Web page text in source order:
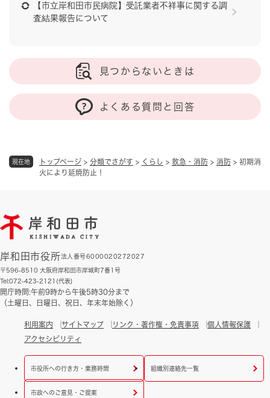
現在地 トップページ > 分類でさがす > くらし > 救急・消防 > 消防 > 初期消
火により延焼防止！
【市立岸和田市民病院】受託業者不祥事に関する調
査結果報告について
見つからないときは
よくある質問と回答
岸和田市役所法人番号6000020272027
〒596-8510 大阪府岸和田市岸城町7番1号
Tel:072-423-2121(代表)
開庁時間:午前9時から午後5時30分まで
（土曜日、日曜日、祝日、年末年始除く）
利用案内 サイトマップ リンク・著作権・免責事項
個人情報保護
アクセシビリティ
市役所への行き方・業務時間 組織別連絡先一覧
市政へのご意見・ご提案